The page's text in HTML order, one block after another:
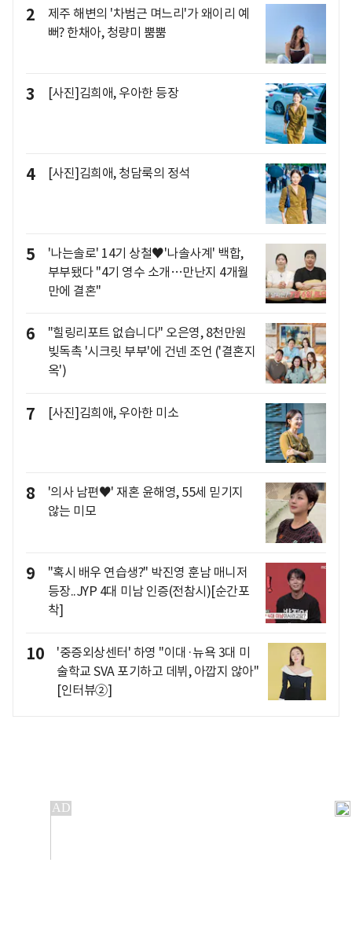
2
제주 해변의 '차범근 며느리'가 왜이리 예
뻐? 한채아, 청량미 뿜뿜
3 [사진]김희애, 우아한 등장
4 [사진]김희애, 청담룩의 정석
5
'나는솔로' 14기 상철♥'나솔사계' 백합,
부부됐다 "4기 영수 소개…만난지 4개월
만에 결혼"
6
"힐링리포트 없습니다" 오은영, 8천만원
빚독촉 '시크릿 부부'에 건넨 조언 ('결혼지
옥')
7 [사진]김희애, 우아한 미소
8
'의사 남편♥' 재혼 윤해영, 55세 믿기지
않는 미모
9
"혹시 배우 연습생?" 박진영 훈남 매니저
등장..JYP 4대 미남 인증(전참시)[순간포
착]
10
'중증외상센터' 하영 "이대·뉴욕 3대 미
술학교 SVA 포기하고 데뷔, 아깝지 않아"
[인터뷰②]